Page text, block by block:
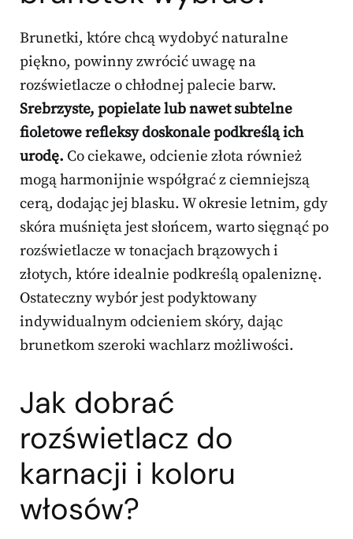
Brunetki, które chcą wydobyć naturalne
piękno, powinny zwrócić uwagę na
rozświetlacze o chłodnej palecie barw.
Srebrzyste, popielate lub nawet subtelne
fioletowe refleksy doskonale podkreślą ich
urodę. Co ciekawe, odcienie złota również
mogą harmonijnie współgrać z ciemniejszą
cerą, dodając jej blasku. W okresie letnim, gdy
skóra muśnięta jest słońcem, warto sięgnąć po
rozświetlacze w tonacjach brązowych i
złotych, które idealnie podkreślą opaleniznę.
Ostateczny wybór jest podyktowany
indywidualnym odcieniem skóry, dając
brunetkom szeroki wachlarz możliwości.
Jak dobrać
rozświetlacz do
karnacji i koloru
włosów?